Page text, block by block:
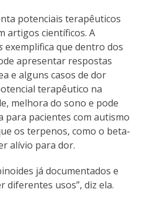
potenciais terapêuticos
artigos científicos. A
exemplifica que dentro dos
apresentar respostas
e alguns casos de dor
terapêutico na
melhora do sono e pode
para pacientes com autismo
os terpenos, como o beta-
alívio para dor.
já documentados e
diferentes usos”, diz ela.